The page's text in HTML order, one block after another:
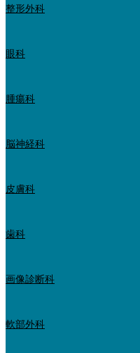
整形外科
眼科
腫瘍科
脳神経科
皮膚科
歯科
画像診断科
軟部外科